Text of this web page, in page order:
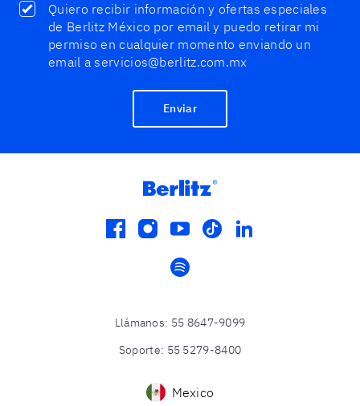
Quiero recibir información y ofertas especiales
de Berlitz México por email y puedo retirar mi
permiso en cualquier momento enviando un
email a servicios@berlitz.com.mx
Enviar
facebook
instagram
youtube
tiktoklinkedin
spotify
Llámanos: 55 8647-9099
Soporte: 55 5279-8400
Mexico